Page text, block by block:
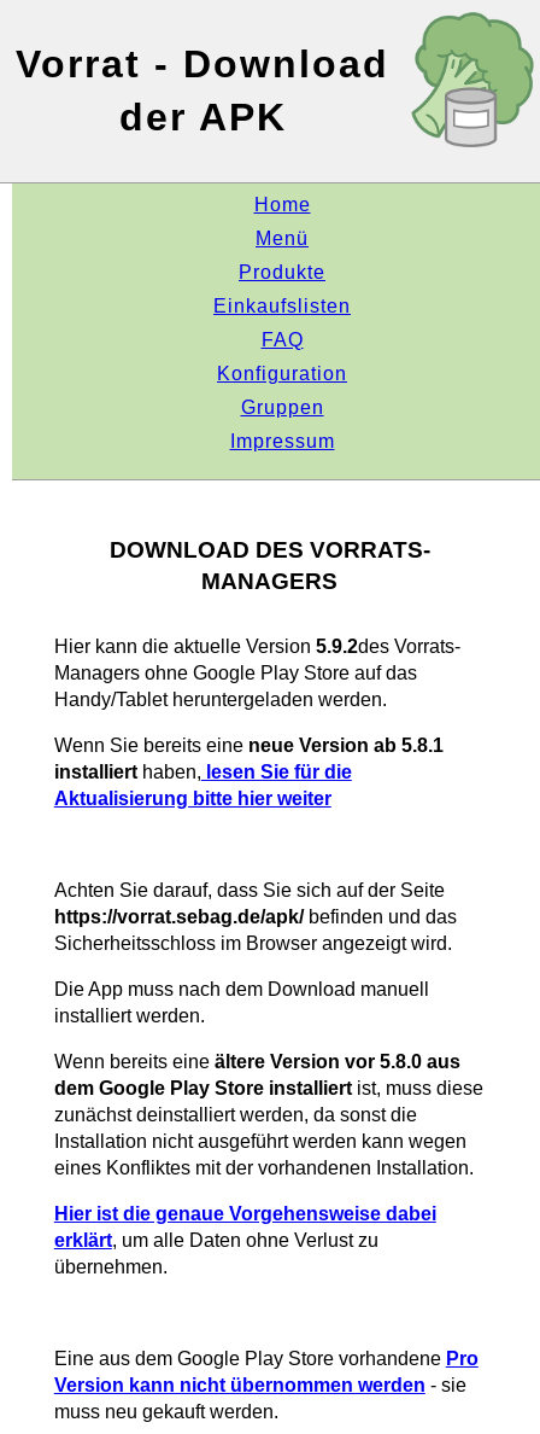
Vorrat - Download
der APK
Home
Menü
Produkte
Einkaufslisten
FAQ
Konfiguration
Gruppen
Impressum
DOWNLOAD DES VORRATS-
MANAGERS
Hier kann die aktuelle Version 5.9.2des Vorrats-
Managers ohne Google Play Store auf das
Handy/Tablet heruntergeladen werden.
Wenn Sie bereits eine neue Version ab 5.8.1
installierthaben, lesen Sie für die
Aktualisierung bitte hier weiter
Achten Sie darauf, dass Sie sich auf der Seite
https://vorrat.sebag.de/apk/befinden und das
Sicherheitsschloss im Browser angezeigt wird.
Die App muss nach dem Download manuell
installiert werden.
Wenn bereits eine ältere Version vor 5.8.0 aus
dem Google Play Store installiertist, muss diese
zunächst deinstalliert werden, da sonst die
Installation nicht ausgeführt werden kann wegen
eines Konfliktes mit der vorhandenen Installation.
Hier ist die genaue Vorgehensweise dabei
erklärt, um alle Daten ohne Verlust zu
übernehmen.
Eine aus dem Google Play Store vorhandene Pro
Version kann nicht übernommen werden - sie
muss neu gekauft werden.